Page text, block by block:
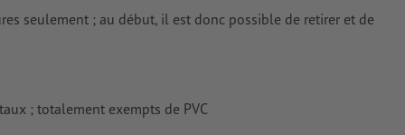
seulement ; au début, il est donc possible de retirer et de
; totalement exempts de PVC